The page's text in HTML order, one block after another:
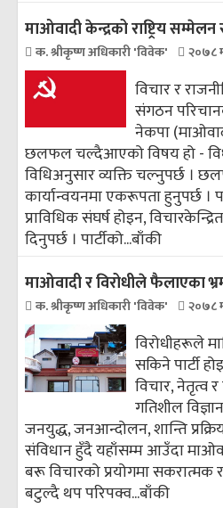
माओवादी केन्द्रको राष्ट्रिय
क. श्रीकृष्ण अधिकारी 'विवेक' २०७८
विचार र
संगठन
नेकपा
छलफल चल्दैआएको विषय हो -
विधिअनुसार व्यक्ति चल्नुपर्छ ।
कार्यान्वयनमा एकरूपता हुनुपर्छ ।
प्राविधिक संघर्ष होइन,
दिनुपर्छ । पार्टीको...बाँकी
माओवादी र विरोधीले फैलाएका
क. श्रीकृष्ण अधिकारी 'विवेक' २०७८
विरोधीहरूले
सकिने पार्टी
विचार, नेतृत्व
गतिशील
जनयुद्ध, जनआन्दोलन, शान्ति
संविधान हुँदै यहाँसम्म आउँदा
बरू विचारको प्रयोगमा
बटुल्दै थप परिपक्व...बाँकी